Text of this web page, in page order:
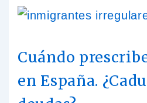
Cuándo
en España.